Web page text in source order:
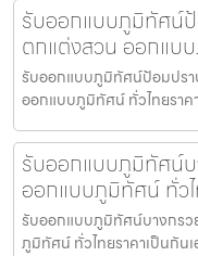
รับออกแบบภูมิทัศน์
ตกแต่งสวน ออกแบ
รับออกแบบภูมิทัศน์ป้อมปร
ออกแบบภูมิทัศน์ ทั่วไทยราค
รับออกแบบภูมิทัศน์
ออกแบบภูมิทัศน์ ทั่ว
รับออกแบบภูมิทัศน์บางกร
ภูมิทัศน์ ทั่วไทยราคาเป็นกัน